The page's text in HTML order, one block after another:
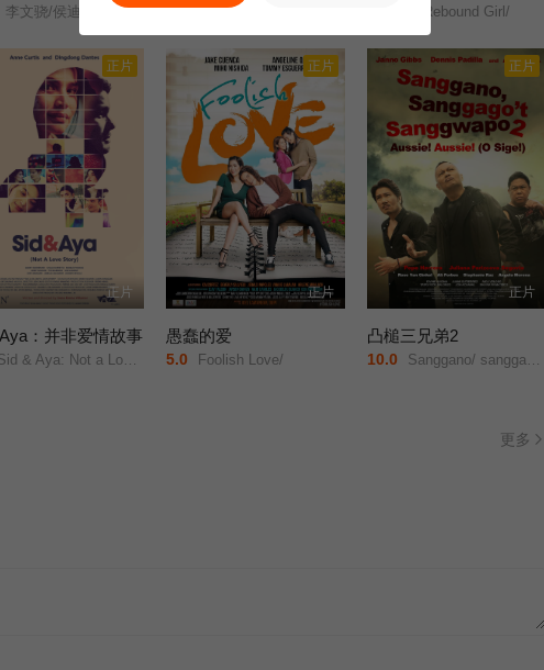
李文骁/侯迪/媛媛/石承昊/ 9.0 Modern Love/ My Rebound Girl/
正片
正片
：并非爱情故事
& Aya: Not a Love Story/
正片
正片
愚蠢的爱
5.0 Foolish Love/
正片
正片
凸槌三兄弟2
10.0 Sanggano/ sanggago&#039;t sanggwapo 2: Aussie! Aussie! (O sige)/
更多